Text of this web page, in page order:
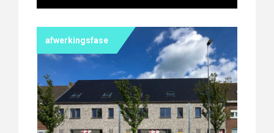
residentie Zaeyers - Veurne
afwerkingsfase